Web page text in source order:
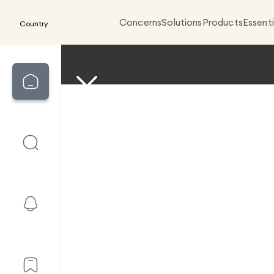
Country ConcernsSolutionsProducts